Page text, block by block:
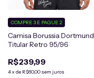
Camisa Borussia Dortmund
Titular Retro 95/96
R$239,99
4x de R$60,00 sem juros
COMPRE 3 E PAGUE 2